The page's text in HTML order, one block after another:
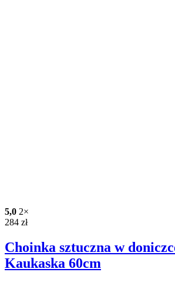
5,0 2×
284 zł
Choinka sztuczna w
Kaukaska 60cm